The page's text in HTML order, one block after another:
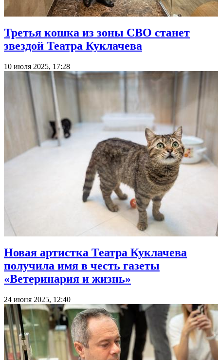
Третья кошка из зоны СВО станет
звездой Театра Куклачева
10 июля 2025, 17:28
Новая артистка Театра Куклачева
получила имя в честь газеты
«Ветеринария и жизнь»
24 июня 2025, 12:40